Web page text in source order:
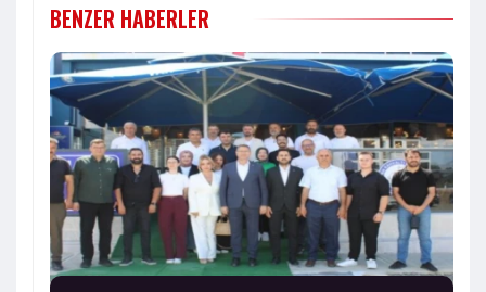
BENZER HABERLER